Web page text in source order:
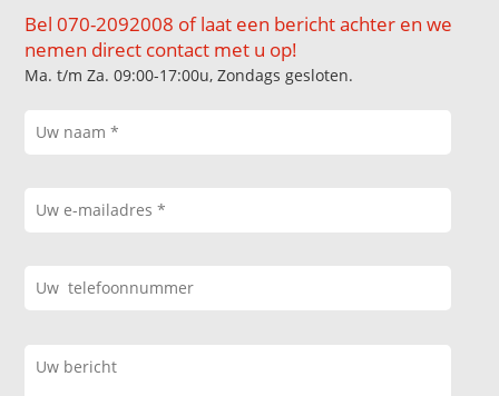
Bel 070-2092008 of laat een bericht achter en we
nemen direct contact met u op!
Ma. t/m Za. 09:00-17:00u, Zondags gesloten.